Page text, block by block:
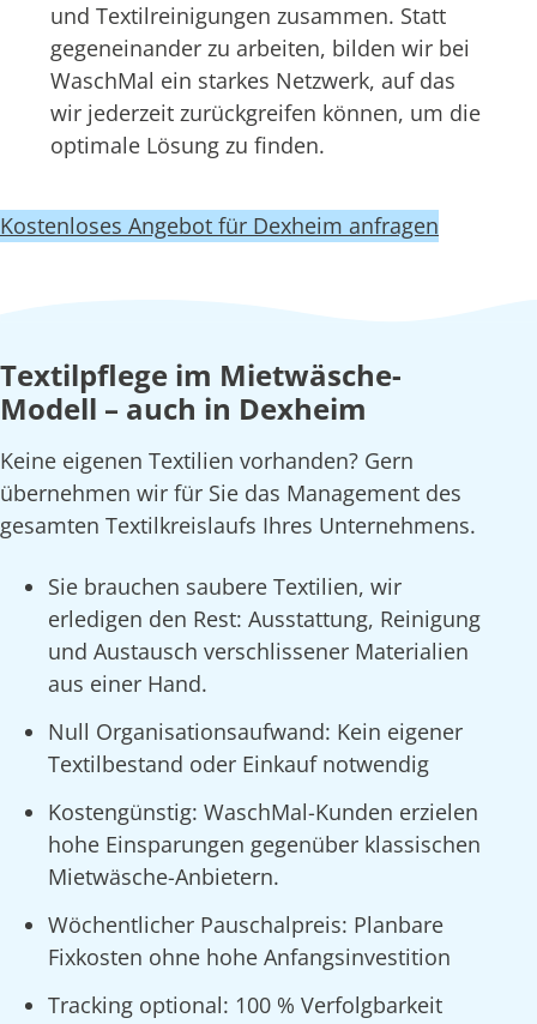
und Textilreinigungen zusammen. Statt
gegeneinander zu arbeiten, bilden wir bei
WaschMal ein starkes Netzwerk, auf das
wir jederzeit zurückgreifen können, um die
optimale Lösung zu finden.
Kostenloses Angebot für Dexheim anfragen
Textilpflege im Mietwäsche-
Modell – auch in Dexheim
Keine eigenen Textilien vorhanden? Gern
übernehmen wir für Sie das Management des
gesamten Textilkreislaufs Ihres Unternehmens.
Sie brauchen saubere Textilien, wir
erledigen den Rest: Ausstattung, Reinigung
und Austausch verschlissener Materialien
aus einer Hand.
Null Organisationsaufwand: Kein eigener
Textilbestand oder Einkauf notwendig
Kostengünstig: WaschMal-Kunden erzielen
hohe Einsparungen gegenüber klassischen
Mietwäsche-Anbietern.
Wöchentlicher Pauschalpreis: Planbare
Fixkosten ohne hohe Anfangsinvestition
Tracking optional: 100 % Verfolgbarkeit